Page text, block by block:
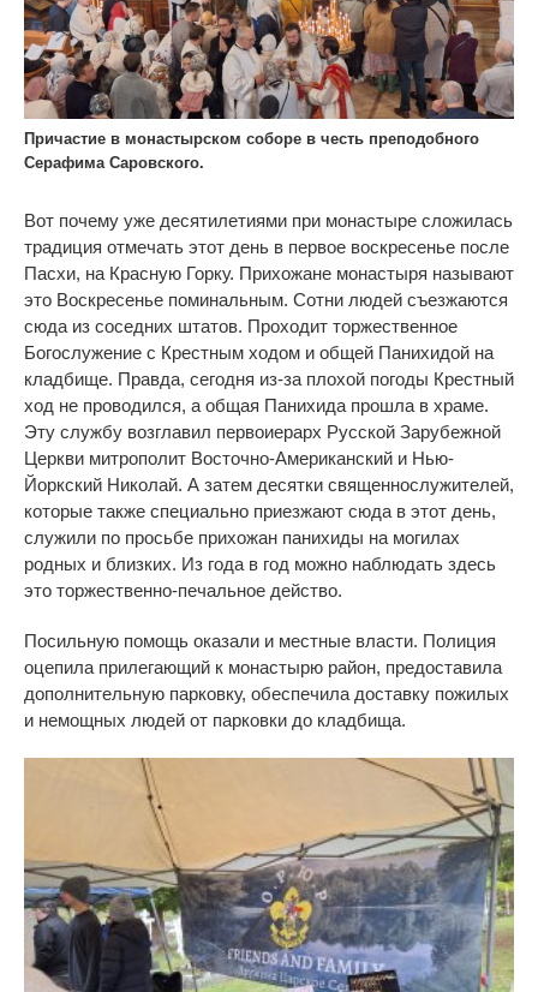
Причастие в монастырском соборе в честь преподобного
Серафима Саровского.
Вот почему уже десятилетиями при монастыре сложилась
традиция отмечать этот день в первое воскресенье после
Пасхи, на Красную Горку. Прихожане монастыря называют
это Воскресенье поминальным. Сотни людей съезжаются
сюда из соседних штатов. Проходит торжественное
Богослужение с Крестным ходом и общей Панихидой на
кладбище. Правда, сегодня из-за плохой погоды Крестный
ход не проводился, а общая Панихида прошла в храме.
Эту службу возглавил первоиерарх Русской Зарубежной
Церкви митрополит Восточно-Американский и Нью-
Йоркский Николай. А затем десятки священнослужителей,
которые также специально приезжают сюда в этот день,
служили по просьбе прихожан панихиды на могилах
родных и близких. Из года в год можно наблюдать здесь
это торжественно-печальное действо.
Посильную помощь оказали и местные власти. Полиция
оцепила прилегающий к монастырю район, предоставила
дополнительную парковку, обеспечила доставку пожилых
и немощных людей от парковки до кладбища.